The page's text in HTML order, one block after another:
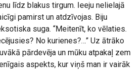
līdz blakus tirgum. Ieeju nelielajā
pamirst un atdzīvojas. Biju
suga. “Meitenīt, ko vēlaties.
No kurienes?…” Uz ātrāko
pārdevēja un mūku atpakaļ zem
aspekts, kur viņš man ir vairāk